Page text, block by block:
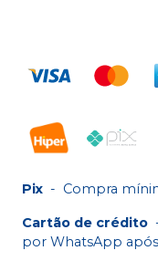
Pix - Compra
Cartão de crédito
por WhatsApp